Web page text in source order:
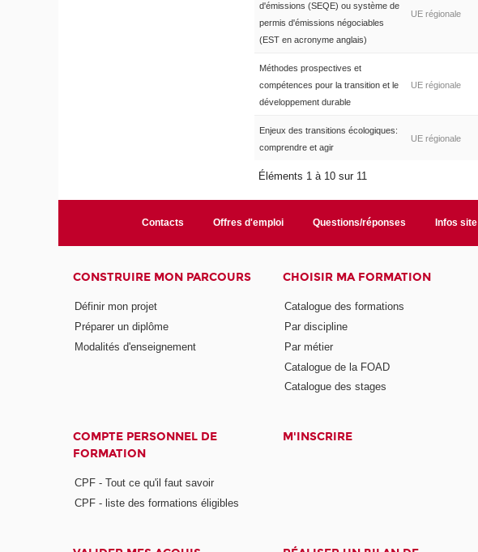
d'émissions (SEQE) ou système de
permis d'émissions négociables
(EST en acronyme anglais)
UE régionale
Méthodes prospectives et
compétences pour la transition et le
développement durable
UE régionale
Enjeux des transitions écologiques:
comprendre et agir
UE régionale
Éléments 1 à 10 sur 11
Contacts Offres d'emploi Questions/réponses Infos site
CONSTRUIRE MON PARCOURS
Définir mon projet
Préparer un diplôme
Modalités d'enseignement
CHOISIR MA FORMATION
Catalogue des formations
Par discipline
Par métier
Catalogue de la FOAD
Catalogue des stages
COMPTE PERSONNEL DE
FORMATION
CPF - Tout ce qu'il faut savoir
CPF - liste des formations éligibles
M'INSCRIRE